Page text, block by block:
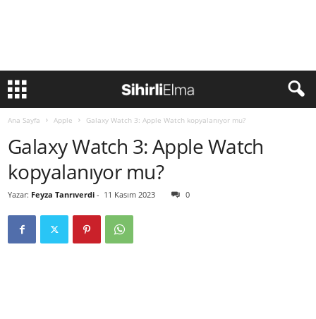
Ana Sayfa Apple Galaxy Watch 3: Apple Watch kopyalanıyor mu?
Galaxy Watch 3: Apple Watch
kopyalanıyor mu?
Yazar: Feyza Tanrıverdi - 11 Kasım 2023 0